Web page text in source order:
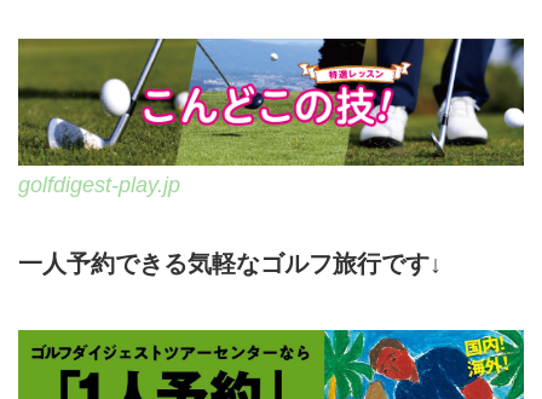
golfdigest-play.jp
一人予約できる気軽なゴルフ旅行です↓